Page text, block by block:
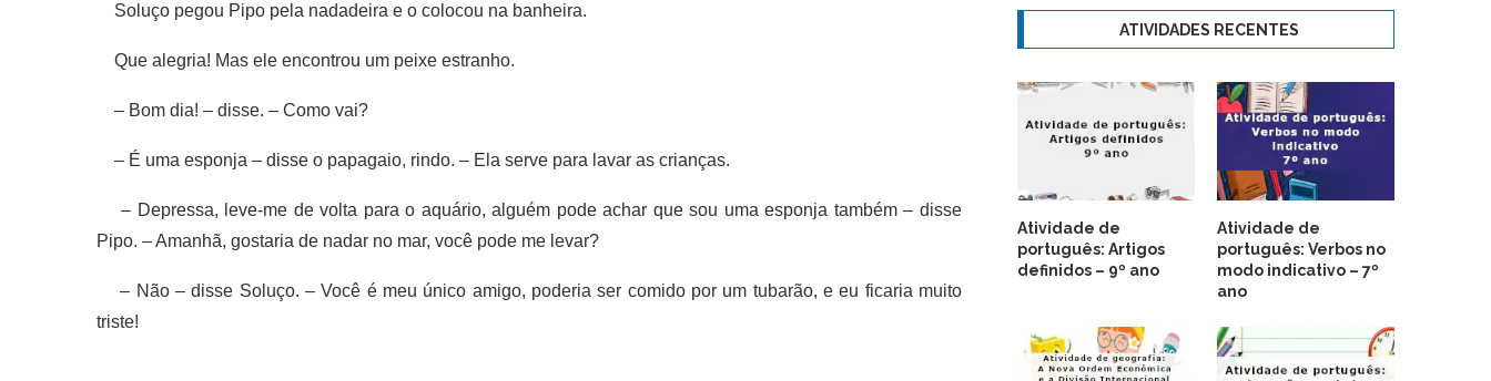
Soluço pegou Pipo pela nadadeira e o colocou na banheira.
Que alegria! Mas ele encontrou um peixe estranho.
– Bom dia! – disse. – Como vai?
– É uma esponja – disse o papagaio, rindo. – Ela serve para lavar as crianças.
– Depressa, leve-me de volta para o aquário, alguém pode achar que sou uma esponja também – disse
Pipo. – Amanhã, gostaria de nadar no mar, você pode me levar?
– Não – disse Soluço. – Você é meu único amigo, poderia ser comido por um tubarão, e eu ficaria muito
triste!
ATIVIDADES RECENTES
Atividade de
português: Artigos
definidos – 9º ano
Atividade de
português: Verbos no
modo indicativo – 7º
ano